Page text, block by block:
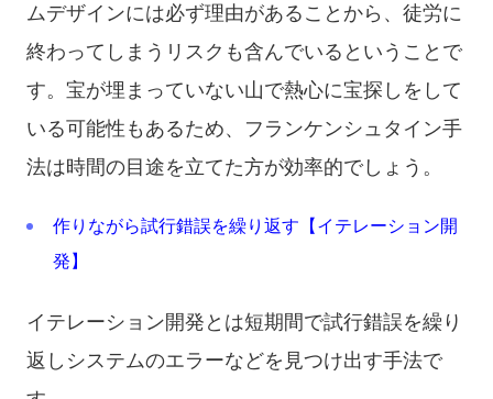
ムデザインには必ず理由があることから、徒労に
終わってしまうリスクも含んでいるということで
す。宝が埋まっていない山で熱心に宝探しをして
いる可能性もあるため、フランケンシュタイン手
法は時間の目途を立てた方が効率的でしょう。
作りながら試行錯誤を繰り返す【イテレーション開
発】
イテレーション開発とは短期間で試行錯誤を繰り
返しシステムのエラーなどを見つけ出す手法で